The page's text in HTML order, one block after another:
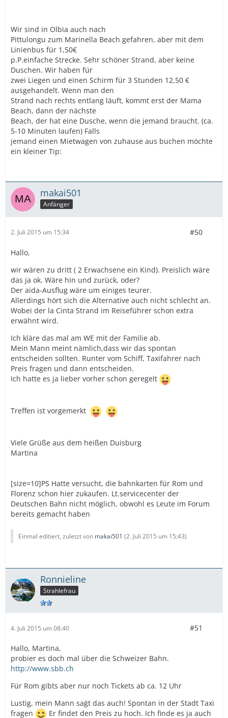
Wir sind in Olbia auch nach
Pittulongu zum Marinella Beach gefahren, aber mit dem
Linienbus für 1,50€
p.P.einfache Strecke. Sehr schöner Strand, aber keine
Duschen. Wir haben für
zwei Liegen und einen Schirm für 3 Stunden 12,50 €
ausgehandelt. Wenn man den
Strand nach rechts entlang läuft, kommt erst der Mama
Beach, dann der nächste
Beach, der hat eine Dusche, wenn die jemand braucht. (ca.
5-10 Minuten laufen) Falls
jemand einen Mietwagen von zuhause aus buchen möchte
ein kleiner Tip:
makai501
Anfänger
2. Juli 2015 um 15:34 #50
Hallo,
wir wären zu dritt ( 2 Erwachsene ein Kind). Preislich wäre
das ja ok. Wäre hin und zurück, oder?
Der aida-Ausflug wäre um einiges teurer.
Allerdings hört sich die Alternative auch nicht schlecht an.
Wobei der la Cinta Strand im Reiseführer schon extra
erwähnt wird.
Ich kläre das mal am WE mit der Familie ab.
Mein Mann meint nämlich,dass wir das spontan
entscheiden sollten. Runter vom Schiff, Taxifahrer nach
Preis fragen und dann entscheiden.
Ich hatte es ja lieber vorher schon geregelt
Treffen ist vorgemerkt
Viele Grüße aus dem heißen Duisburg
Martina
[size=10]PS Hatte versucht, die bahnkarten für Rom und
Florenz schon hier zukaufen. Lt.servicecenter der
Deutschen Bahn nicht möglich, obwohl es Leute im Forum
bereits gemacht haben
Einmal editiert, zuletzt von makai501 (2. Juli 2015 um 15:43)
Ronnieline
Strahlefrau
4. Juli 2015 um 08:40 #51
Hallo, Martina,
probier es doch mal über die Schweizer Bahn.
http://www.sbb.ch
Für Rom gibts aber nur noch Tickets ab ca. 12 Uhr
Lustig, mein Mann saģt das auch! Spontan in der Stadt Taxi
fragen
Er findet den Preis zu hoch. Ich finde es ja auch